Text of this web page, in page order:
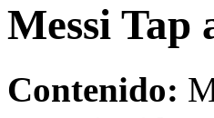
Messi Tap
Contenido: